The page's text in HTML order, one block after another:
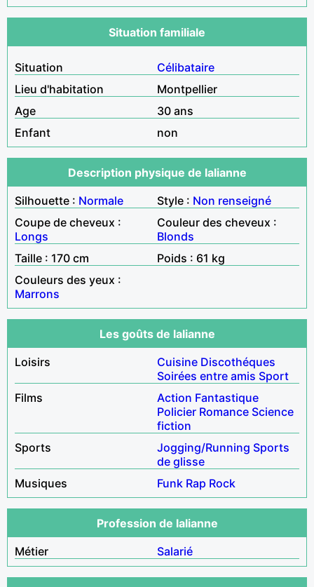
Situation familiale
Situation
Célibataire
Lieu d'habitation
Montpellier
Age
30 ans
Enfant
non
Description physique de lalianne
Silhouette : Normale Style : Non renseigné
Coupe de cheveux :
Longs
Couleur des cheveux :
Blonds
Taille : 170 cm
Poids : 61 kg
Couleurs des yeux :
Marrons
Les goûts de lalianne
Loisirs
Cuisine Discothéques
Soirées entre amis Sport
Films
Action Fantastique
Policier Romance Science
fiction
Sports
Jogging/Running Sports
de glisse
Musiques
Funk Rap Rock
Profession de lalianne
Métier
Salarié